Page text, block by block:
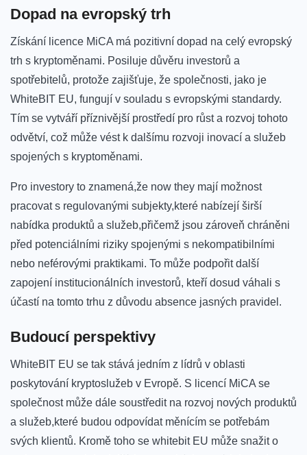
Dopad na⁤ evropský trh
Získání licence⁣ MiCA má⁢ pozitivní dopad ‌na celý ⁣evropský
trh ⁣s kryptoměnami. Posiluje důvěru investorů a
spotřebitelů, protože zajišťuje, že společnosti, jako je
WhiteBIT ⁣EU, fungují ​v souladu s evropskými standardy.
Tím se vytváří příznivější prostředí ⁢pro růst a ‍rozvoj tohoto
odvětví, což může vést k dalšímu rozvoji inovací a služeb
spojených s kryptoměnami.
Pro investory to znamená,že now they mají‍ možnost
pracovat s ‍regulovanými subjekty,které ⁣nabízejí širší
nabídka produktů a služeb,přičemž jsou zároveň chráněni
před potenciálními riziky spojenými s⁤ nekompatibilními
nebo neférovými praktikami.‌ To může podpořit ⁤další
zapojení institucionálních investorů, kteří dosud váhali s
účastí na tomto trhu z důvodu absence jasných pravidel.
Budoucí perspektivy
WhiteBIT EU se tak stává jedním z⁢ lídrů v ⁣oblasti
poskytování ⁢kryptoslužeb v⁣ Evropě. S⁢ licencí ⁢MiCA‌ se
společnost může dále soustředit na rozvoj⁣ nových produktů
a služeb,které budou⁤ odpovídat měnícím se potřebám
‍svých klientů. Kromě toho se whitebit EU může‌ snažit ⁣o